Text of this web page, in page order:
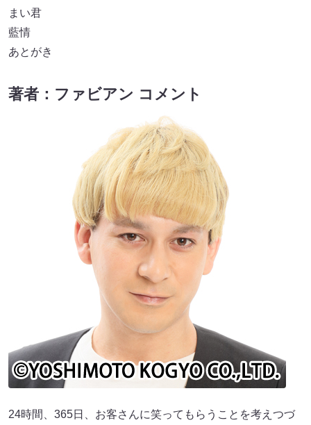
まい君
藍情
あとがき
著者：ファビアン コメント
24時間、365⽇、お客さんに笑ってもらうことを考えつづ